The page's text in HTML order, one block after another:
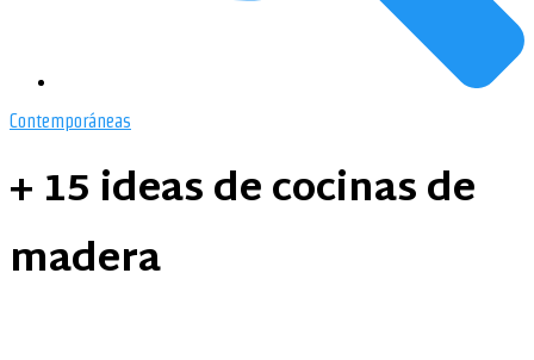
Contemporáneas
+ 15 ideas de cocinas de
madera